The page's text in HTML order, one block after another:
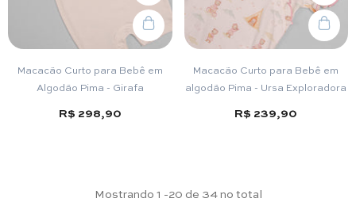
Macacão Curto para Bebê em
Algodão Pima - Girafa
R$ 298,90
Macacão Curto para Bebê em
algodão Pima - Ursa Exploradora
R$ 239,90
Mostrando 1 -20 de 34 no total